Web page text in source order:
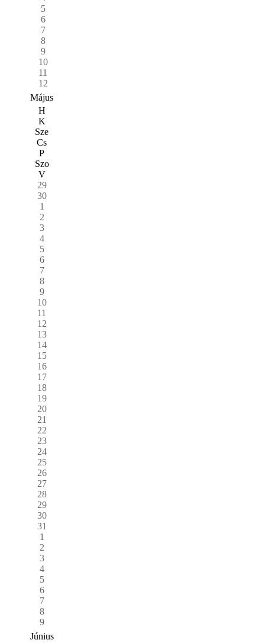
5
6
7
8
9
10
11
12
Május
H
K
Sze
Cs
P
Szo
V
29
30
1
2
3
4
5
6
7
8
9
10
11
12
13
14
15
16
17
18
19
20
21
22
23
24
25
26
27
28
29
30
31
1
2
3
4
5
6
7
8
9
Június